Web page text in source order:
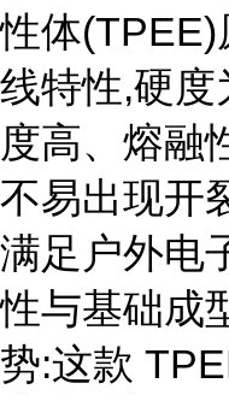
性体
线特性,硬度
度高、熔融
不易出现开
满足户外电
性与基础成
势:这款